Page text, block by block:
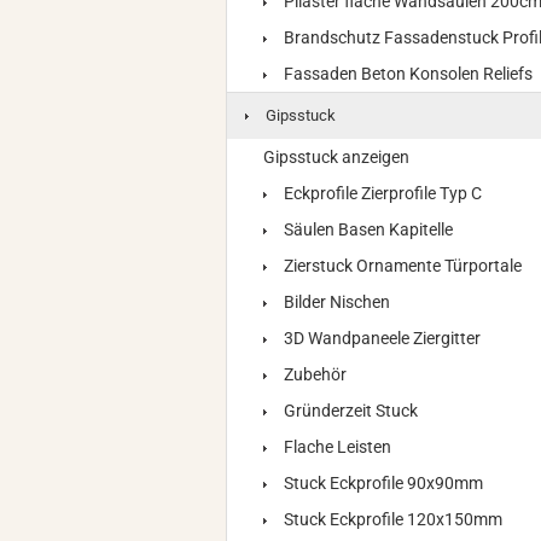
Brandschutz Fassadenstuck
Fassaden Beton Konsolen Reliefs
Gipsstuck
Gipsstuck anzeigen
Eckprofile Zierprofile Typ C
Säulen Basen Kapitelle
Zierstuck Ornamente Türportale
Bilder Nischen
3D Wandpaneele Ziergitter
Zubehör
Gründerzeit Stuck
Flache Leisten
Stuck Eckprofile 90x90mm
Stuck Eckprofile 120x150mm